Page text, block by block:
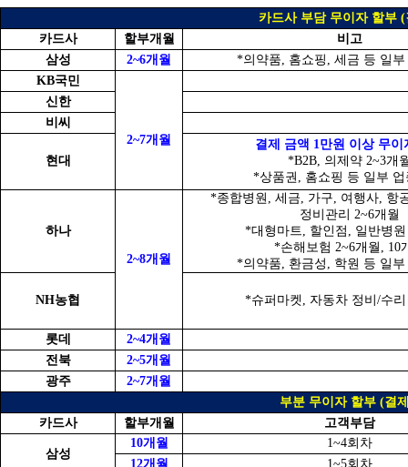
카드사 부담 무이자 할부
카드사
할부개월
비고
삼성
2~6개월
*의약품, 홈쇼핑, 세금 등 일부
KB국민
신한
2~7개월
비씨
현대
결제 금액 1만원 이상 무이
*B2B, 의제약 2~3개
*상품권, 홈쇼핑 등 일부 업
하나
2~8개월
*종합병원, 세금, 가구, 여행사, 항
정비관리 2~6개월
*대형마트, 할인점, 일반병원
*손해보험 2~6개월, 10
*의약품, 환금성, 학원 등 일부
NH농협 *슈퍼마켓, 자동차 정비/수리
롯데
2~4개월
전북
2~5개월
광주
2~7개월
부분 무이자 할부 (결
카드사
할부개월 고객부담
삼성
10개월
1~4회차
12개월
1~5회차